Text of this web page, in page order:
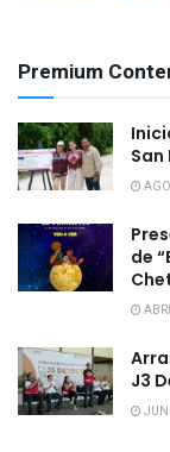
Premium
San
de
J3